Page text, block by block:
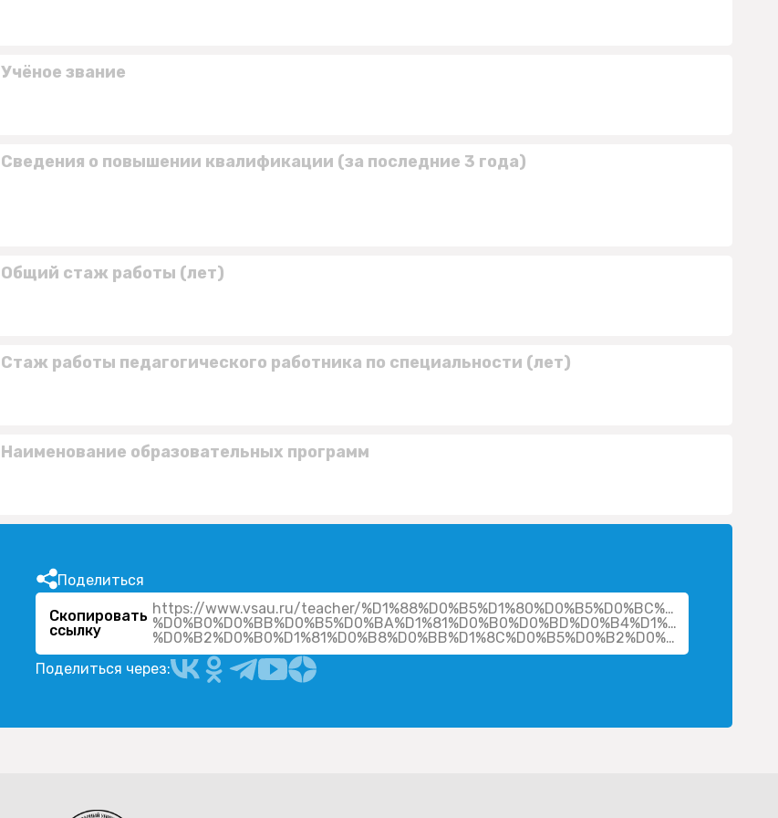
Учёное звание
Сведения о повышении квалификации (за последние 3 года)
Общий стаж работы (лет)
Стаж работы педагогического работника по специальности (лет)
Наименование образовательных программ
Поделиться
Скопировать
ссылку
https://www.vsau.ru/teacher/
%D0%B0%D0%BB%D0%B5%D0%BA%D1%81%D0%B0%D0%BD%D0%B4%D1%80-
%D0%B2%D0%B0%D1%81%D0%B8%D0%BB%D1%8C%D0%B5%D0%B2%D0%B8%D1%87/
Поделиться через: